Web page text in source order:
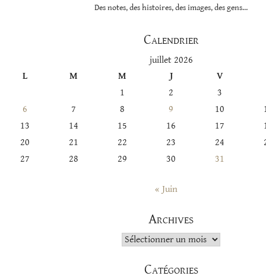
Des notes, des histoires, des images, des gens…
Calendrier
juillet 2026
L
M M J
V
1
2
3
6
7 8 9 10
13
14 15 16 17
20
21 22 23 24
27
28 29 30 31
« Juin
Archives
Archives
Catégories